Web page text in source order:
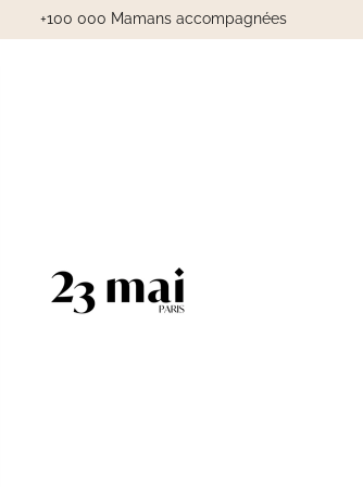
+100 000 Mamans accompagnées
23 Mai Paris